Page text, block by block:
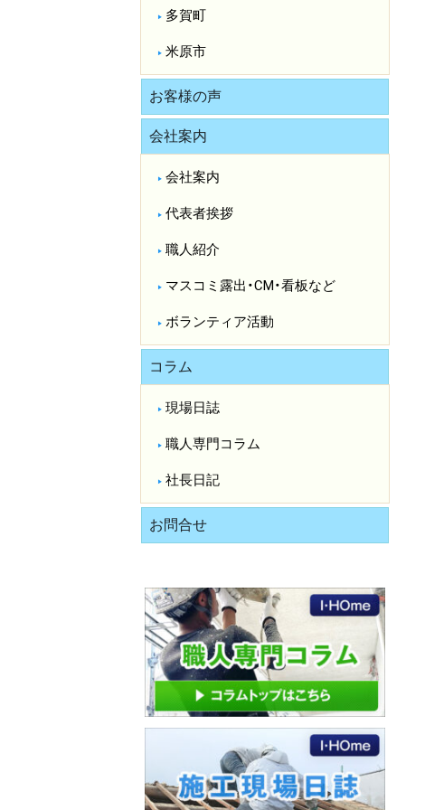
多賀町
米原市
お客様の声
会社案内
会社案内
代表者挨拶
職人紹介
マスコミ露出・CM・看板など
ボランティア活動
コラム
現場日誌
職人専門コラム
社長日記
お問合せ